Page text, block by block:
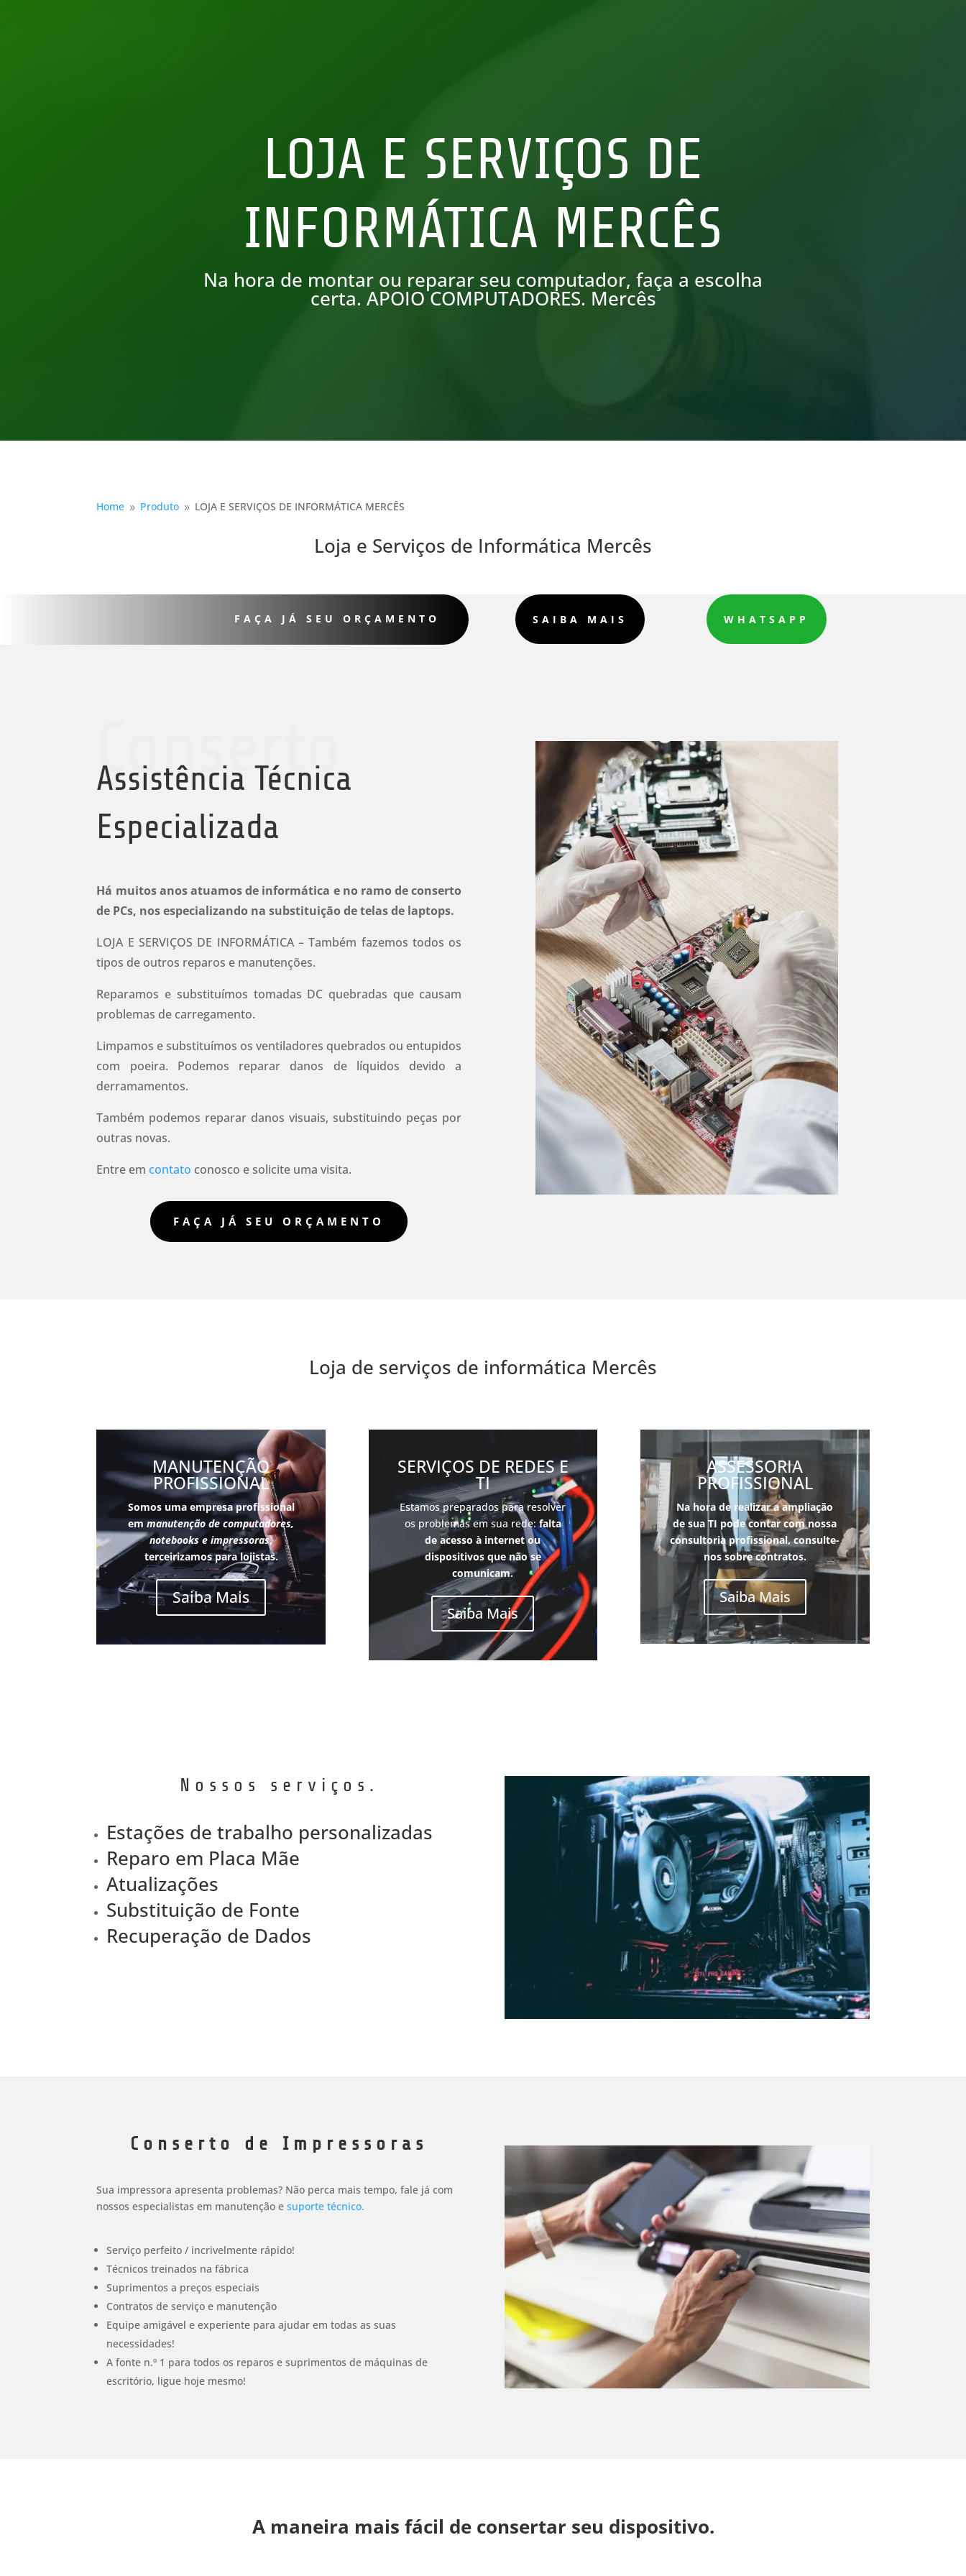
LOJA E SERVIÇOS DE
INFORMÁTICA MERCÊS
Na hora de montar ou reparar seu computador, faça a escolha
certa. APOIO COMPUTADORES. Mercês
Home 9 Produto 9 LOJA E SERVIÇOS DE INFORMÁTICA MERCÊS
Loja e Serviços de Informática Mercês
FAÇA JÁ SEU ORÇAMENTO SAIBA MAIS WHATSAPP
Conserto
Assistência Técnica
Especializada
Há muitos anos atuamos de informática e no ramo de conserto
de PCs, nos especializando na substituição de telas de laptops.
LOJA E SERVIÇOS DE INFORMÁTICA – Também fazemos todos os
tipos de outros reparos e manutenções.
Reparamos e substituímos tomadas DC quebradas que causam
problemas de carregamento.
Limpamos e substituímos os ventiladores quebrados ou entupidos
com poeira.
Podemos reparar danos de líquidos devido a
derramamentos.
Também podemos reparar danos visuais, substituindo peças por
outras novas.
Entre em contato conosco e solicite uma visita.
FAÇA JÁ SEU ORÇAMENTO
Loja de serviços de informática Mercês
MANUTENÇÃO
PROFISSIONAL
Somos uma empresa profissional
emmanutenção de computadores,
notebooks e impressoras,
terceirizamos para lojistas.
Saiba Mais
SERVIÇOS DE REDES E
TI
Estamos preparados para resolver
os problemas em sua rede:falta
de acesso à internet ou
dispositivos que não se
comunicam.
Saiba Mais
ASSESSORIA
PROFISSIONAL
Na hora de realizar a ampliação
de sua TI pode contar com nossa
consultoria profissional, consulte-
nos sobre contratos.
Saiba Mais
Nossos serviços.
Estações de trabalho personalizadas
Reparo em Placa Mãe
Atualizações
Substituição de Fonte
Recuperação de Dados
Conserto de Impressoras
Sua impressora apresenta problemas? Não perca mais tempo, fale já com
nossos especialistas em manutenção e suporte técnico.
Serviço perfeito / incrivelmente rápido!
Técnicos treinados na fábrica
Suprimentos a preços especiais
Contratos de serviço e manutenção
Equipe amigável e experiente para ajudar em todas as suas
necessidades!
A fonte n.º 1 para todos os reparos e suprimentos de máquinas de
escritório, ligue hoje mesmo!
A maneira mais fácil de consertar seu dispositivo.